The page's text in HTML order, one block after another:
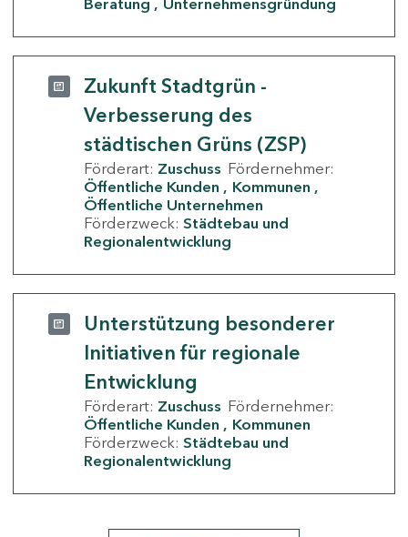
Beratung
Unternehmensgründung
Zukunft Stadtgrün -
Verbesserung des
städtischen Grüns (ZSP)
Förderart: Zuschuss Fördernehmer:
Öffentliche Kunden
Kommunen
Öffentliche Unternehmen
Förderzweck: Städtebau und
Regionalentwicklung
Unterstützung besonderer
Initiativen für regionale
Entwicklung
Förderart: Zuschuss Fördernehmer:
Öffentliche Kunden
Kommunen
Förderzweck: Städtebau und
Regionalentwicklung